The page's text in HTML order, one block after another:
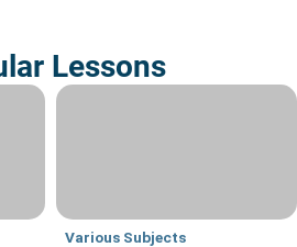
Lessons
Various Subjects